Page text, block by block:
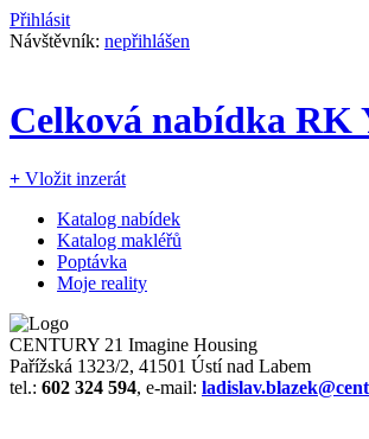
Přihlásit
Návštěvník: nepřihlášen
Celková nabídka RK
+ Vložit inzerát
Katalog nabídek
Katalog makléřů
Poptávka
Moje reality
CENTURY 21 Imagine Housing
Pařížská 1323/2, 41501 Ústí nad Labem
tel.: 602 324 594, e-mail: